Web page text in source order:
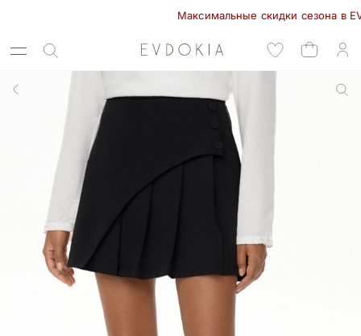
Максимальные скидки сезона в